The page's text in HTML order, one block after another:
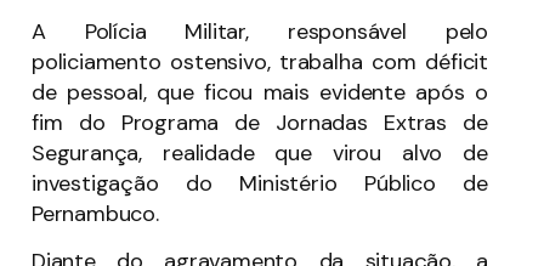
A Polícia Militar, responsável pelo
policiamento ostensivo, trabalha com déficit
de pessoal, que ficou mais evidente após o
fim do Programa de Jornadas Extras de
Segurança, realidade que virou alvo de
investigação do Ministério Público de
Pernambuco.